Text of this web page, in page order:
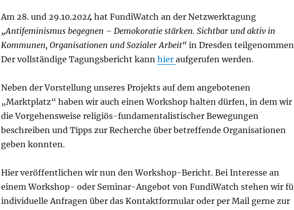
Am 28. und 29.10.2024 hat FundiWatch an der Netzwerktagung
„Antifeminismus begegnen – Demokoratie stärken. Sichtbar und aktiv in
Kommunen, Organisationen und Sozialer Arbeit“in Dresden
Der vollständige Tagungsbericht kann hier aufgerufen werden.
Neben der Vorstellung unseres Projekts auf dem angebotenen
„Marktplatz“ haben wir auch einen Workshop halten dürfen, in dem wir
die Vorgehensweise religiös-fundamentalistischer Bewegungen
beschreiben und Tipps zur Recherche über betreffende Organisationen
geben konnten.
Hier veröffentlichen wir nun den Workshop-Bericht. Bei Interesse an
einem Workshop- oder Seminar-Angebot von FundiWatch stehen wir
individuelle Anfragen über das Kontaktformular oder per Mail gerne zur